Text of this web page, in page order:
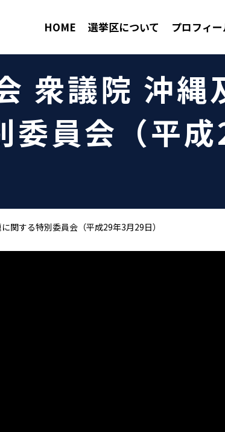
HOME 選挙区について プロフィ
衆議院 沖縄
委員会（平
関する特別委員会（平成29年3月29日）